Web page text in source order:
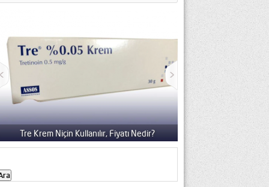
Tre Krem Niçin Kullanılır, Fiyatı Nedir? Zorante Krem Niçin
Arama: